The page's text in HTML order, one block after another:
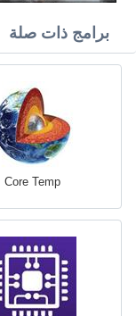
برامج ذات صلة
Core Temp